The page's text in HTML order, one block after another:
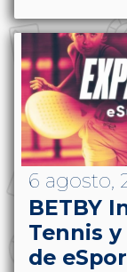
6 agosto,
BETBY
Tennis
de